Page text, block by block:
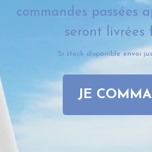
commandes passées
seront livrées
Si stock disponible envoi
JE